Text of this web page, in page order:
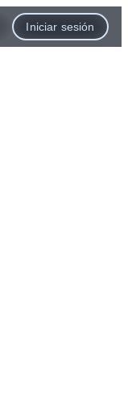
Iniciar sesión